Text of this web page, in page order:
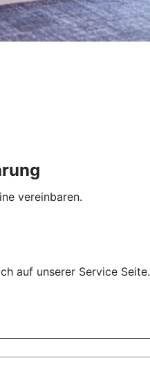
vereinbaren.
auf unserer Service Seite.